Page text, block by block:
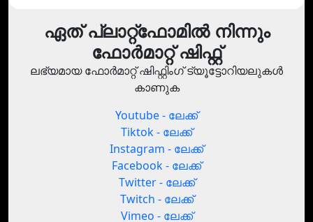
ഏത് പ്ലാറ്റ്‌ഫോമിൽ നിന്നും
ഫോർമാറ്റ് ഷിഫ്റ്റ്
ലഭ്യമായ ഫോർമാറ്റ് ഷിഫ്റ്റിംഗ് ട്യൂട്ടോറിയലുകൾ
കാണുക
Youtube - ലേക്ക്
Tiktok - ലേക്ക്
Instagram - ലേക്ക്
Facebook - ലേക്ക്
Twitter - ലേക്ക്
Twitch - ലേക്ക്
Vimeo - ലേക്ക്